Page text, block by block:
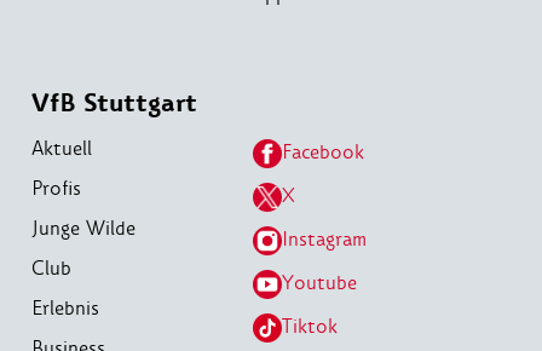
VfB Stuttgart
Aktuell
Profis
Junge Wilde
Club
Erlebnis
Facebook
X
Instagram
Youtube
Tiktok